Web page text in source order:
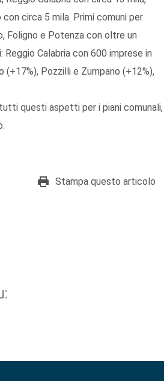
circa 5 mila. Primi comuni per
Foligno e Potenza con oltre un
Calabria con 600 imprese in
(+17%), Pozzilli e Zumpano (+12%),
questi aspetti per i piani comunali,
Stampa questo articolo